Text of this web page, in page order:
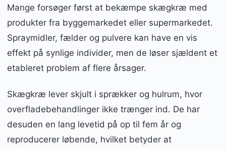
Mange forsøger først at bekæmpe skægkræ med
produkter fra byggemarkedet eller supermarkedet.
Spraymidler, fælder og pulvere kan have en vis
effekt på synlige individer, men de løser sjældent et
etableret problem af flere årsager.
Skægkræ lever skjult i sprækker og hulrum, hvor
overfladebehandlinger ikke trænger ind. De har
desuden en lang levetid på op til fem år og
reproducerer løbende, hvilket betyder at